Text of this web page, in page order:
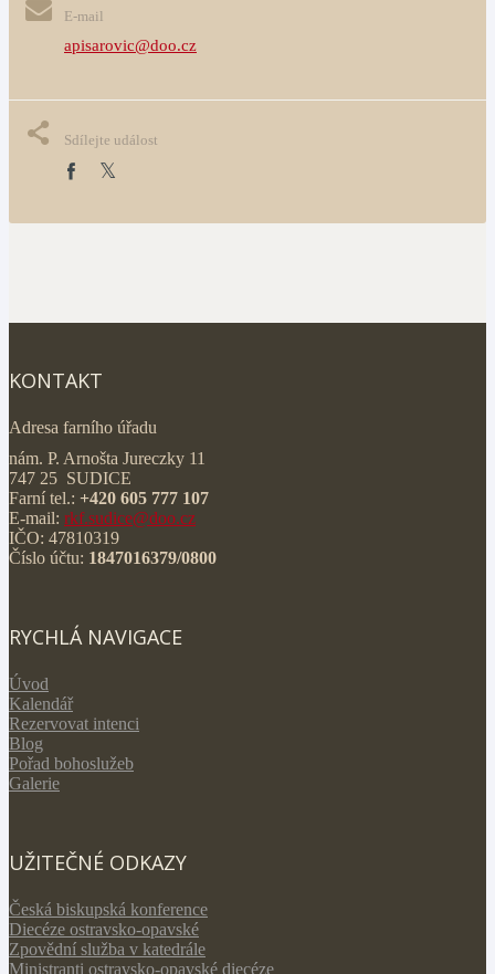
E-mail
apisarovic@doo.cz
Sdílejte událost
KONTAKT
Adresa farního úřadu
nám. P. Arnošta Jureczky 11
747 25 SUDICE
Farní tel.: +420 605 777 107
E-mail: rkf.sudice@doo.cz
IČO: 47810319
Číslo účtu: 1847016379/0800
RYCHLÁ NAVIGACE
Úvod
Kalendář
Rezervovat intenci
Blog
Pořad bohoslužeb
Galerie
UŽITEČNÉ ODKAZY
Česká biskupská konference
Diecéze ostravsko-opavské
Zpovědní služba v katedrále
Ministranti ostravsko-opavské diecéze